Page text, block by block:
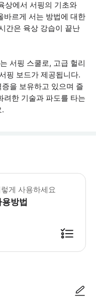
상에서 서핑의 기초와
바르게 서는 방법에 대한
간은 육상 강습이 끝난
서핑 스쿨로, 고급 헐리
핑 보드가 제공됩니다.
을 보유하고 있으며 즐
려한 기술과 파도를 타는
간 : 120분 (옵션에 따라 소요
게 사용하세요
용방법